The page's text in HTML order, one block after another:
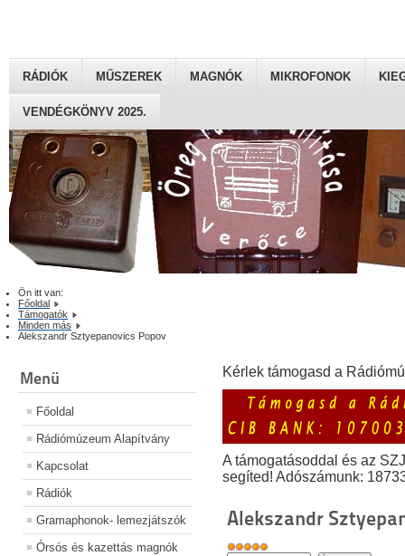
RÁDIÓK MŰSZEREK MAGNÓK MIKROFONOK
VENDÉGKÖNYV 2025.
Ön itt van:
Főoldal
Támogatók
Minden más
Alekszandr Sztyepanovics Popov
Menü
Főoldal
Rádiómúzeum Alapítvány
Kapcsolat
Rádiók
Gramaphonok- lemezjátszók
Órsós és kazettás magnók
Kérlek támogasd a
A támogatásoddal és az
segíted! Adószámunk:
Alekszandr